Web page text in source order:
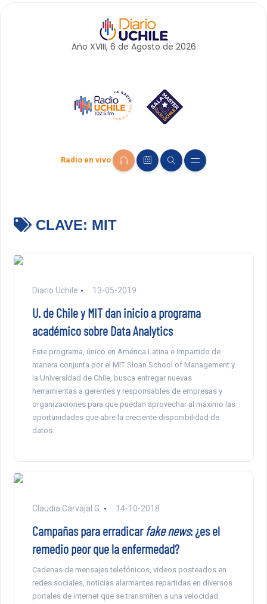
Año XVIII, 6 de Agosto de 2026
Radio en vivo
CLAVE: MIT
Diario Uchile 13-05-2019
U. de Chile y MIT dan inicio a programa
académico sobre Data Analytics
Este programa, único en América Latina e impartido de
manera conjunta por el MIT Sloan School of Management y
la Universidad de Chile, busca entregar nuevas
herramientas a gerentes y responsables de empresas y
organizaciones para que puedan aprovechar al máximo las
oportunidades que abre la creciente disponibilidad de
datos.
Claudia Carvajal G. 14-10-2018
Campañas para erradicarfake news: ¿es el
remedio peor que la enfermedad?
Cadenas de mensajes telefónicos, videos posteados en
redes sociales, noticias alarmantes repartidas en diversos
portales de internet que se transmiten a una velocidad